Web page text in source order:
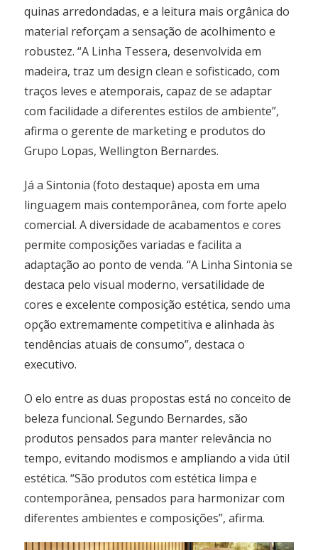
quinas arredondadas, e a leitura mais orgânica do
material reforçam a sensação de acolhimento e
robustez. “A Linha Tessera, desenvolvida em
madeira, traz um design clean e sofisticado, com
traços leves e atemporais, capaz de se adaptar
com facilidade a diferentes estilos de ambiente”,
afirma o gerente de marketing e produtos do
Grupo Lopas, Wellington Bernardes.
Já a Sintonia (foto destaque) aposta em uma
linguagem mais contemporânea, com forte apelo
comercial. A diversidade de acabamentos e cores
permite composições variadas e facilita a
adaptação ao ponto de venda. “A Linha Sintonia se
destaca pelo visual moderno, versatilidade de
cores e excelente composição estética, sendo uma
opção extremamente competitiva e alinhada às
tendências atuais de consumo”, destaca o
executivo.
O elo entre as duas propostas está no conceito de
beleza funcional. Segundo Bernardes, são
produtos pensados para manter relevância no
tempo, evitando modismos e ampliando a vida útil
estética. “São produtos com estética limpa e
contemporânea, pensados para harmonizar com
diferentes ambientes e composições”, afirma.